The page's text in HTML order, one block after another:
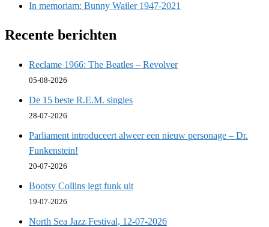
In memoriam: Bunny Wailer 1947-2021
Recente berichten
Reclame 1966: The Beatles – Revolver
05-08-2026
De 15 beste R.E.M. singles
28-07-2026
Parliament introduceert alweer een nieuw personage – Dr.
Funkenstein!
20-07-2026
Bootsy Collins legt funk uit
19-07-2026
North Sea Jazz Festival, 12-07-2026